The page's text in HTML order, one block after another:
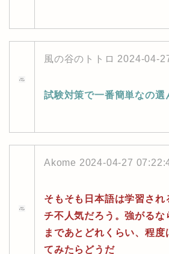
風の谷のトトロ 2024-04-
試験対策で一番簡単なの選
Akome 2024-04-27
そもそも日本語は学習され
チ不人気だろう。強がるな
まであとどれくらい、程度
てみたらどうだ